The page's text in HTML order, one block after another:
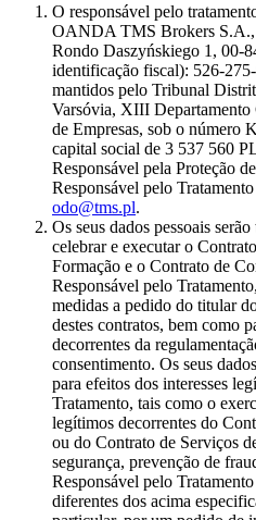
O responsável pelo
OANDA TMS Brokers S.A.,
Rondo Daszyńskiego 1, 00-
identificação fiscal): 526-
mantidos pelo Tribunal
Varsóvia, XIII
de Empresas, sob o número
capital social de 3 537 560
Responsável pela Proteção
Responsável pelo
odo@tms.pl.
Os seus dados pessoais
celebrar e executar o
Formação e o Contrato de
Responsável pelo
medidas a pedido do titular
destes contratos, bem como
decorrentes da
consentimento. Os seus
para efeitos dos interesses
Tratamento, tais como o
legítimos decorrentes do
ou do Contrato de Serviços
segurança, prevenção de
Responsável pelo
diferentes dos acima